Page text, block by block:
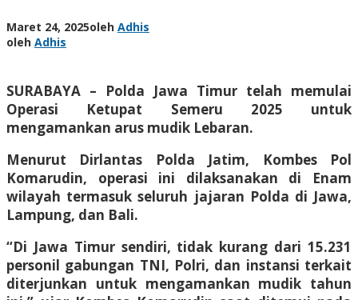
Maret 24, 2025oleh Adhis
oleh Adhis
SURABAYA – Polda Jawa Timur telah memulai
Operasi Ketupat Semeru 2025 untuk
mengamankan arus mudik Lebaran.
Menurut Dirlantas Polda Jatim, Kombes Pol
Komarudin, operasi ini dilaksanakan di Enam
wilayah termasuk seluruh jajaran Polda di Jawa,
Lampung, dan Bali.
“Di Jawa Timur sendiri, tidak kurang dari 15.231
personil gabungan TNI, Polri, dan instansi terkait
diterjunkan untuk mengamankan mudik tahun